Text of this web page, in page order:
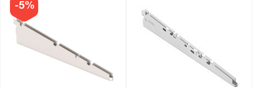
-5%